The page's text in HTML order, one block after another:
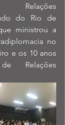
Relações
do Rio de
ministrou a
no
e os 10 anos
Relações